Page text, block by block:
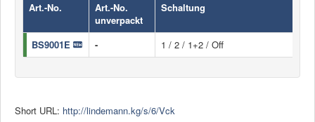
Art.-No.
Art.-No.
unverpackt
Schaltung
BS9001E - 1 / 2 / 1+2 / Off
Short URL: http://lindemann.kg/s/6/Vck